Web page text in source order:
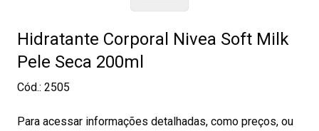
Hidratante Corporal Nivea Soft Milk
Pele Seca 200ml
Cód.: 2505
Para acessar informações detalhadas, como preços, ou